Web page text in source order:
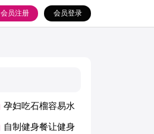
会员登录
会员注册
孕妇吃石榴容易水
肿吗
自制健身餐让健身